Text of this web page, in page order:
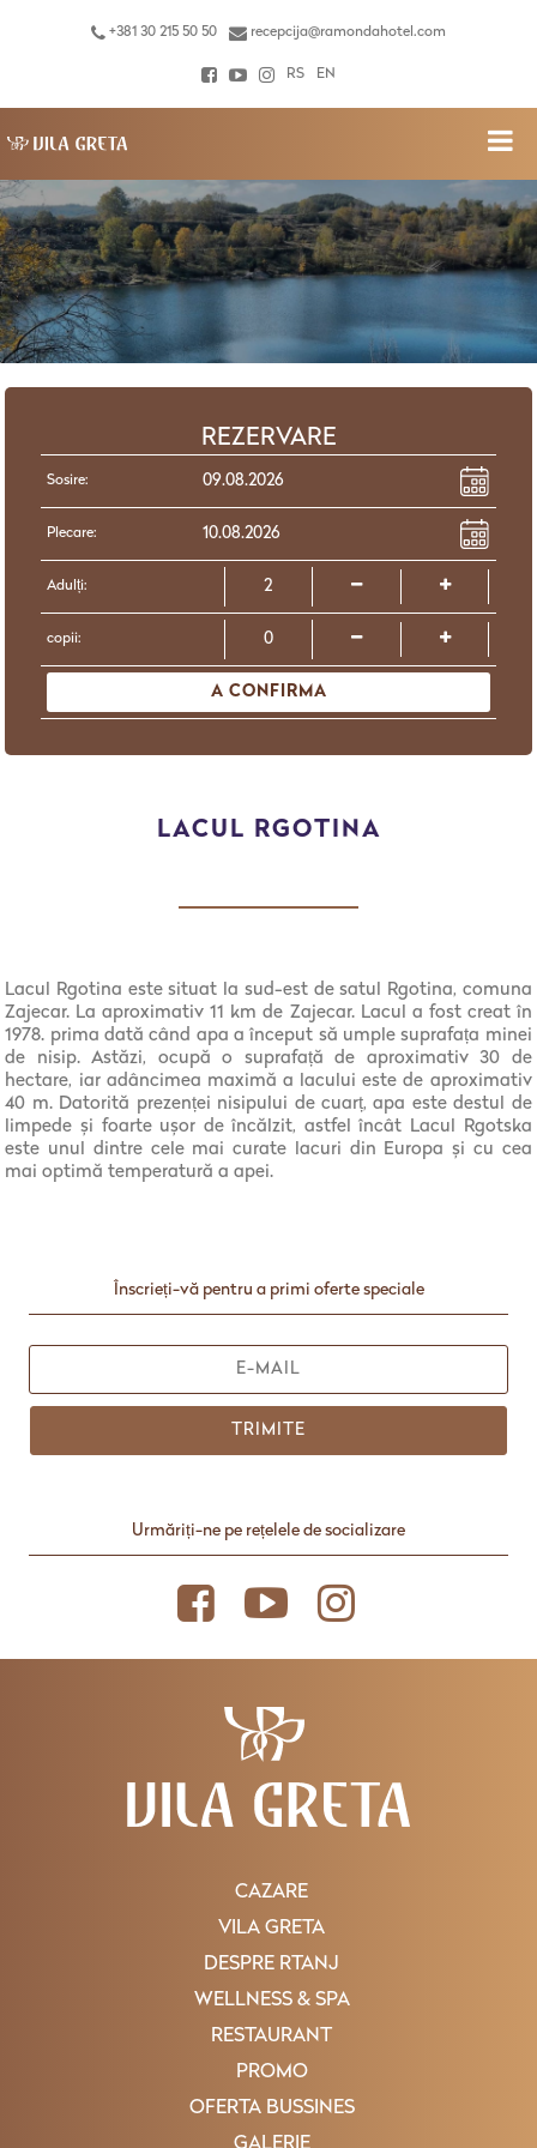
+381 30 215 50 50 recepcija@ramondahotel.com
RS EN
REZERVARE
Sosire:
Plecare:
Adulți:
copii:
A CONFIRMA
LACUL RGOTINA
Lacul Rgotina este situat la sud-est de satul Rgotina, comuna
Zajecar. La aproximativ 11 km de Zajecar. Lacul a fost creat în
1978. prima dată când apa a început să umple suprafața minei
de nisip. Astăzi, ocupă o suprafață de aproximativ 30 de
hectare, iar adâncimea maximă a lacului este de aproximativ
40 m. Datorită prezenței nisipului de cuarț, apa este destul de
limpede și foarte ușor de încălzit, astfel încât Lacul Rgotska
este unul dintre cele mai curate lacuri din Europa și cu cea
mai optimă temperatură a apei.
Înscrieți-vă pentru a primi oferte speciale
TRIMITE
Urmăriți-ne pe rețelele de socializare
CAZARE
VILA GRETA
DESPRE RTANJ
WELLNESS & SPA
RESTAURANT
PROMO
OFERTA BUSSINES